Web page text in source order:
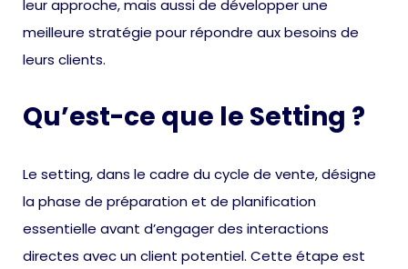
leur approche, mais aussi de développer une
meilleure stratégie pour répondre aux besoins de
leurs clients.
Qu’est-ce que le Setting ?
Le setting, dans le cadre du cycle de vente, désigne
la phase de préparation et de planification
essentielle avant d’engager des interactions
directes avec un client potentiel. Cette étape est